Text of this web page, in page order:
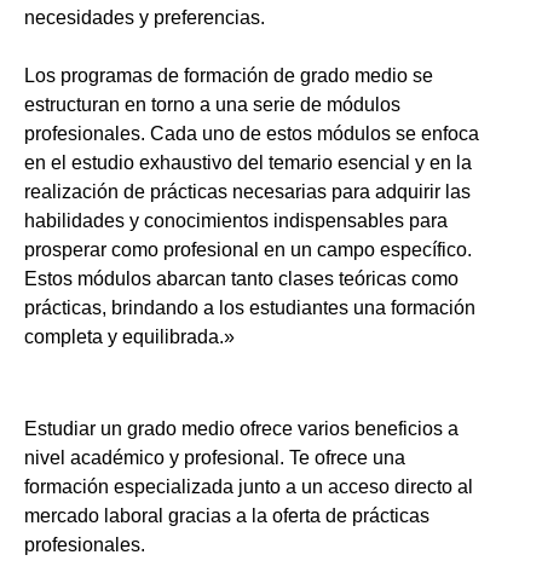
necesidades y preferencias.
Los programas de formación de grado medio se
estructuran en torno a una serie de módulos
profesionales. Cada uno de estos módulos se enfoca
en el estudio exhaustivo del temario esencial y en la
realización de prácticas necesarias para adquirir las
habilidades y conocimientos indispensables para
prosperar como profesional en un campo específico.
Estos módulos abarcan tanto clases teóricas como
prácticas, brindando a los estudiantes una formación
completa y equilibrada.»
Estudiar un grado medio ofrece varios beneficios a
nivel académico y profesional. Te ofrece una
formación especializada junto a un acceso directo al
mercado laboral gracias a la oferta de prácticas
profesionales.